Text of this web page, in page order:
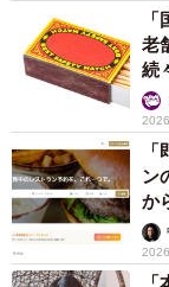
老
続
ン
か